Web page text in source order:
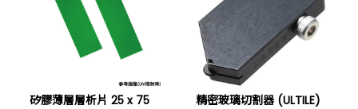
矽膠薄層層析片 25 x 75
精密玻璃切割器 (ULTILE)